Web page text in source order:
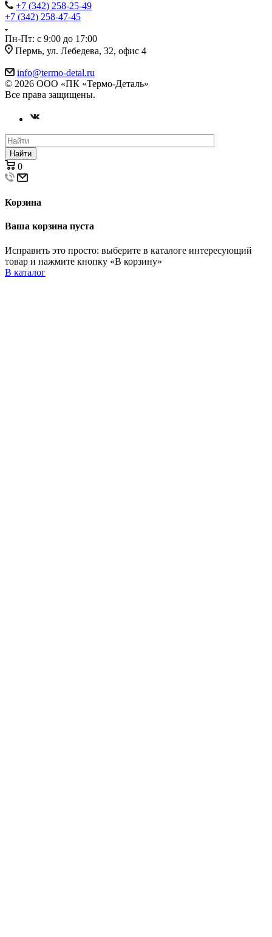
+7 (342) 258-25-49
+7 (342) 258-47-45
Пн-Пт: с 9:00 до 17:00
Пермь, ул. Лебедева, 32, офис 4
info@termo-detal.ru
© 2026 ООО «ПК «Термо-Деталь»
Все права защищены.
Найти
0
Корзина
Ваша корзина пуста
Исправить это просто: выберите в каталоге интересующий
товар и нажмите кнопку «В корзину»
В каталог